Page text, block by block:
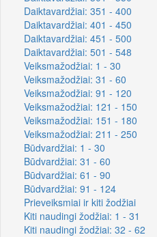
Daiktavardžiai: 351 - 400
Daiktavardžiai: 401 - 450
Daiktavardžiai: 451 - 500
Daiktavardžiai: 501 - 548
Veiksmažodžiai: 1 - 30
Veiksmažodžiai: 31 - 60
Veiksmažodžiai: 91 - 120
Veiksmažodžiai: 121 - 150
Veiksmažodžiai: 151 - 180
Veiksmažodžiai: 211 - 250
Būdvardžiai: 1 - 30
Būdvardžiai: 31 - 60
Būdvardžiai: 61 - 90
Būdvardžiai: 91 - 124
Prieveiksmiai ir kiti žodžiai
Kiti naudingi žodžiai: 1 - 31
Kiti naudingi žodžiai: 32 - 62